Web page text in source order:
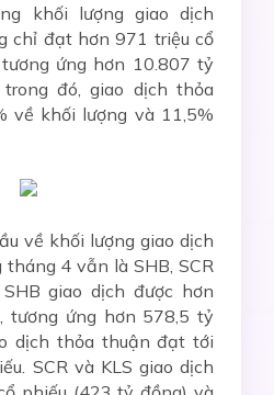
khối lượng giao dịch
chỉ đạt hơn 971 triệu cổ
ứng hơn 10.807 tỷ
đó, giao dịch thỏa
về khối lượng và 11,5%
về khối lượng giao dịch
4 vẫn là SHB, SCR
giao dịch được hơn
tương ứng hơn 578,5 tỷ
dịch thỏa thuận đạt tới
SCR và KLS giao dịch